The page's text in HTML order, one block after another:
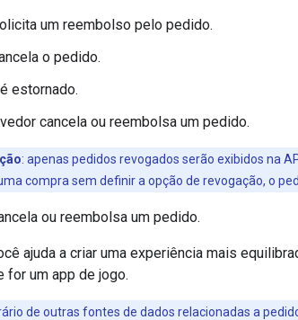
um reembolso pelo pedido.
o pedido.
estornado.
cancela ou reembolsa um pedido.
: apenas pedidos revogados serão exibidos na
compra sem definir a opção de revogação, o
ou reembolsa um pedido.
ajuda a criar uma experiência mais
for um app de jogo.
de outras fontes de dados relacionadas a